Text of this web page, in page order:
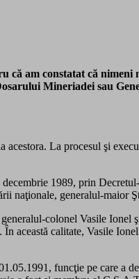
că am constatat că nimeni
Mineriadei sau
La procesul şi
1989, prin
naţionale, generalul-maior
colonel Vasile Ionel
această calitate, Vasile
funcţie pe care a